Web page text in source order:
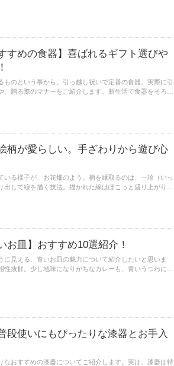
すめの食器】喜ばれるギフト選びや
ものという事から、引っ越し祝いで定番の食器。実際に引
、贈る際のマナーをご紹介します。新生活で食器をそろえ
柄が愛らしい。手ざわりから遊び心
いる様子が、お花畑のよう。柄を縁取るのは、一珍（いっ
して線を描く技法。描かれた線はぽこっと盛り上がり、
お皿】おすすめ10選紹介！
に見える、青いお皿の魅力について紹介したいと思いま
抜群。少し地味になりがちなカレーも、青いうつわに盛
段使いにもぴったりな漆器とお手入
なおすすめの漆器についてご紹介します。実は、漆器は特